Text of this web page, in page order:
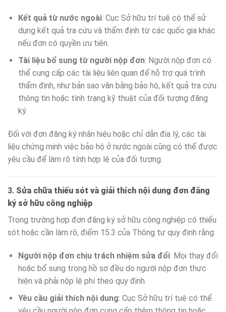
Kết quả từ nước ngoài: Cục Sở hữu trí tuệ có thể sử
dụng kết quả tra cứu và thẩm định từ các quốc gia khác
nếu đơn có quyền ưu tiên.
Tài liệu bổ sung từ người nộp đơn: Người nộp đơn có
thể cung cấp các tài liệu liên quan để hỗ trợ quá trình
thẩm định, như bản sao văn bằng bảo hộ, kết quả tra cứu
thông tin hoặc tình trạng kỹ thuật của đối tượng đăng
ký.
Đối với đơn đăng ký nhãn hiệu hoặc chỉ dẫn địa lý, các tài
liệu chứng minh việc bảo hộ ở nước ngoài cũng có thể được
yêu cầu để làm rõ tính hợp lệ của đối tượng.
3. Sửa chữa thiếu sót và giải thích nội dung đơn đăng
ký sở hữu công nghiệp
Trong trường hợp đơn đăng ký sở hữu công nghiệp có thiếu
sót hoặc cần làm rõ, điểm 15.3 của Thông tư quy định rằng:
Người nộp đơn chịu trách nhiệm sửa đổi: Mọi thay đổi
hoặc bổ sung trong hồ sơ đều do người nộp đơn thực
hiện và phải nộp lệ phí theo quy định.
Yêu cầu giải thích nội dung: Cục Sở hữu trí tuệ có thể